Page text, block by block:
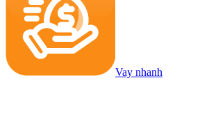
Vay nhanh